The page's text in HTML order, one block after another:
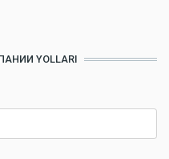
YOLLARI